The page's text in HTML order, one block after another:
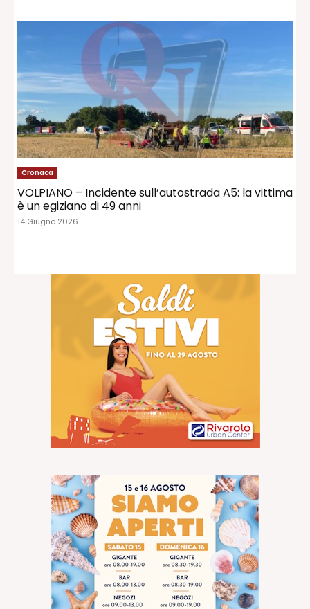
Cronaca
VOLPIANO – Incidente sull’autostrada A5: la vittima
è un egiziano di 49 anni
14 Giugno 2026